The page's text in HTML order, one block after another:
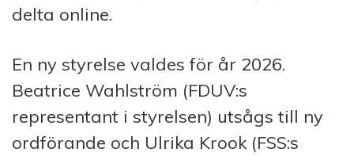
delta online.
En ny styrelse valdes för år 2026.
Beatrice Wahlström (FDUV:s
representant i styrelsen) utsågs till ny
ordförande och Ulrika Krook (FSS:s